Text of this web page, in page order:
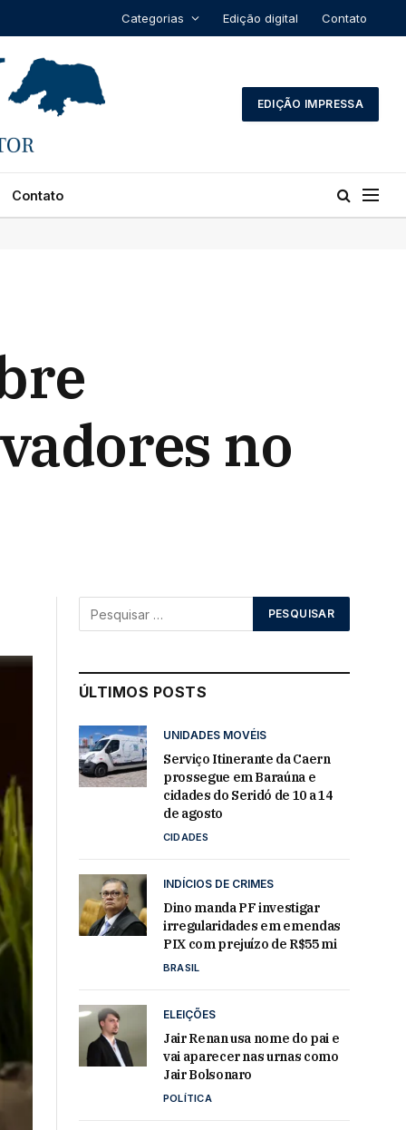
Categorias Edição digital Contato
EDIÇÃO IMPRESSA
Contato
no
ÚLTIMOS POSTS
UNIDADES MOVÉIS
Serviço Itinerante da Caern
prossegue em Baraúna e
cidades do Seridó de 10 a 14
de agosto
CIDADES
INDÍCIOS DE CRIMES
Dino manda PF investigar
irregularidades em emendas
PIX com prejuízo de R$55 mi
BRASIL
ELEIÇÕES
Jair Renan usa nome do pai e
vai aparecer nas urnas como
Jair Bolsonaro
POLÍTICA